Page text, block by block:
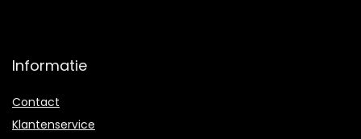
Informatie
Contact
Klantenservice